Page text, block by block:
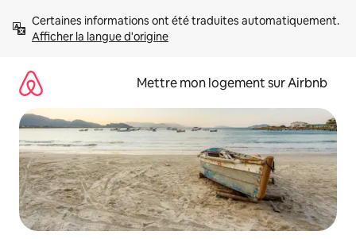
directement
Afficher la langue d'origine
Mettre mon logement sur Airbnb